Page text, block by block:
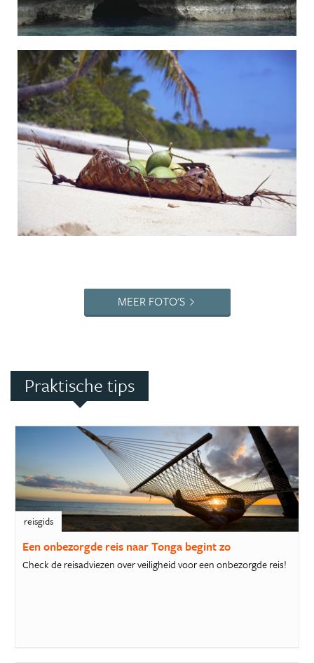
MEER FOTO'S
Praktische tips
reisgids
Een onbezorgde reis naar Tonga begint zo
Check de reisadviezen over veiligheid voor een onbezorgde reis!